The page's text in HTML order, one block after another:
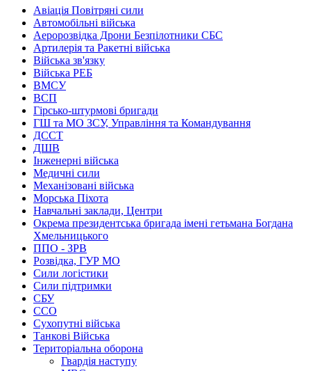
Авіація Повітряні сили
Автомобільні війська
Аеророзвідка Дрони Безпілотники СБС
Артилерія та Ракетні війська
Війська зв'язку
Війська РЕБ
ВМСУ
ВСП
Гірсько-штурмові бригади
ГШ та МО ЗСУ, Управління та Командування
ДССТ
ДШВ
Інженерні війська
Медичні сили
Механізовані війська
Морська Піхота
Навчальні заклади, Центри
Окрема президентська бригада імені гетьмана Богдана
Хмельницького
ППО - ЗРВ
Розвідка, ГУР МО
Сили логістики
Сили підтримки
СБУ
ССО
Сухопутні війська
Танкові Війська
Територіальна оборона
Гвардія наступу